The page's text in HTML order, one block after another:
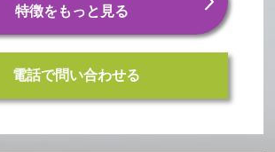
特徴をもっと見る
電話で問い合わせる